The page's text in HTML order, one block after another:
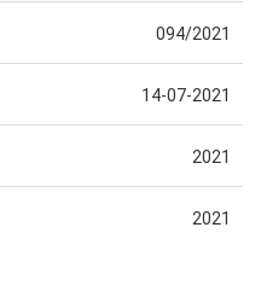
094/2021
14-07-2021
2021
2021